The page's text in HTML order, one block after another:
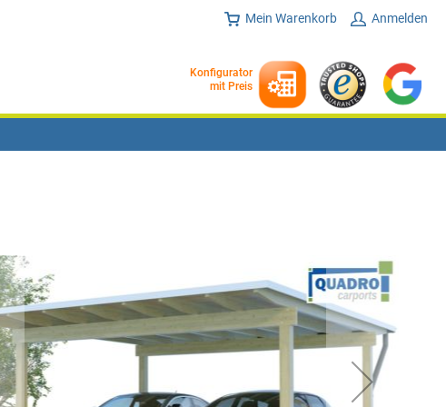
Anmelden
Mein Warenkorb
Konfigurator
mit Preis